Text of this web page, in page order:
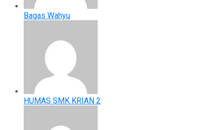
Bagas Wahyu
HUMAS SMK KRIAN 2